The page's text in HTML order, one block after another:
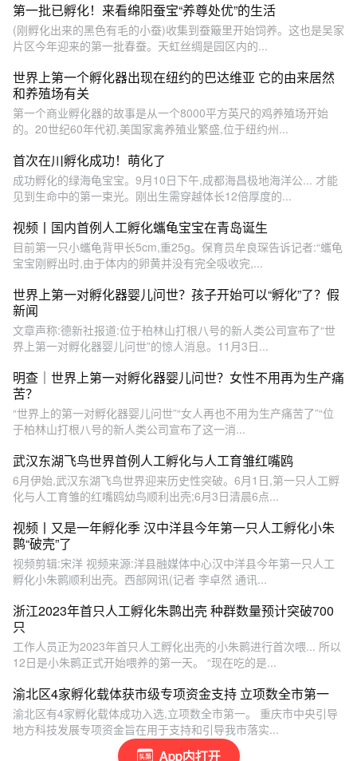
App内打开
第一批已孵化！来看绵阳蚕宝“养尊处优”的生活
(刚孵化出来的黑色有毛的小蚕)收集到蚕簸里开始饲养。这也是吴家
片区今年迎来的第一批春蚕。天虹丝绸是园区内的...
世界上第一个孵化器出现在纽约的巴达维亚 它的由来居然
和养殖场有关
第一个商业孵化器的故事是从一个8000平方英尺的鸡养殖场开始
的。20世纪60年代初,美国家禽养殖业繁盛,位于纽约州...
首次在川孵化成功！萌化了
成功孵化的绿海龟宝宝。9月10日下午,成都海昌极地海洋公... 才能
见到生命中的第一束光。刚出生需穿越体长12倍厚度的...
视频丨国内首例人工孵化蠵龟宝宝在青岛诞生
目前第一只小蠵龟背甲长5cm,重25g。保育员牟良琛告诉记者:“蠵龟
宝宝刚孵出时,由于体内的卵黄并没有完全吸收完,...
世界上第一对孵化器婴儿问世？孩子开始可以“孵化”了？假
新闻
文章声称:德新社报道:位于柏林山打根八号的新人类公司宣布了“世
界上第一对孵化器婴儿问世”的惊人消息。11月3日...
明查｜世界上第一对孵化器婴儿问世？女性不用再为生产痛
苦？
“世界上的第一对孵化器婴儿问世”“女人再也不用为生产痛苦了”“位
于柏林山打根八号的新人类公司宣布了这一消...
武汉东湖飞鸟世界首例人工孵化与人工育雏红嘴鸥
6月伊始,武汉东湖飞鸟世界迎来历史性突破。6月1日,第一只人工孵
化与人工育雏的红嘴鸥幼鸟顺利出壳;6月3日清晨6点...
视频丨又是一年孵化季 汉中洋县今年第一只人工孵化小朱
鹮“破壳”了
视频剪辑:宋洋 视频来源:洋县融媒体中心汉中洋县今年第一只人工
孵化小朱鹮顺利出壳。西部网讯(记者 李卓然 通讯...
浙江2023年首只人工孵化朱鹮出壳 种群数量预计突破700
只
工作人员正为2023年首只人工孵化出壳的小朱鹮进行首次喂... 所以
12日是小朱鹮正式开始喂养的第一天。 “现在吃的是...
渝北区4家孵化载体获市级专项资金支持 立项数全市第一
渝北区有4家孵化载体成功入选,立项数全市第一。 重庆市中央引导
地方科技发展专项资金旨在用于支持和引导我市落实...